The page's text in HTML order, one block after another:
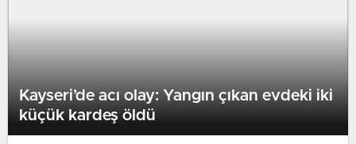
Kayseri’de acı olay: Yangın çıkan evdeki iki
küçük kardeş öldü